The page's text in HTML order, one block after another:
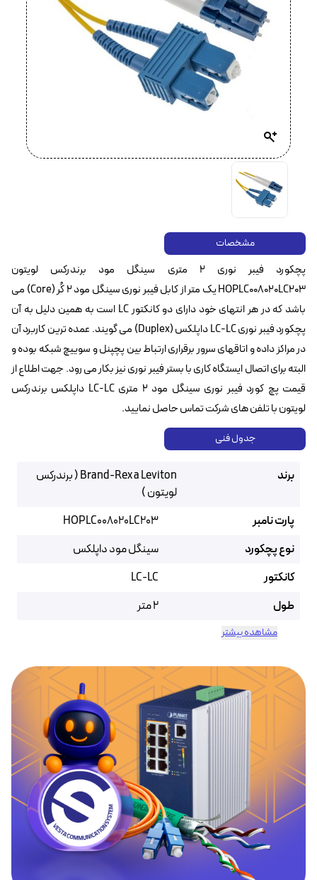
مشخصات
پچکورد فیبر نوری ۲ متری سینگل مود برندرکس لویتون
HOPLC008020LC203 یک متر از کابل فیبر نوری سینگل مود ۲ کُر (Core) می
باشد که در هر انتهای خود دارای دو کانکتور LC است به همین دلیل به آن
پچکورد فیبر نوری LC-LC داپلکس (Duplex) می گویند. عمده ترین کاربرد آن
در مراکز داده و اتاقهای سرور برقراری ارتباط بین پچپنل و سوییچ شبکه بوده و
البته برای اتصال ایستگاه کاری با بستر فیبر نوری نیز بکار می رود. جهت اطلاع از
قیمت پچ کورد فیبر نوری سینگل مود ۲ متری LC-LC داپلکس برندرکس
لویتون با تلفن های شرکت تماس حاصل نمایید.
جدول فنی
برند
Brand-Rex a Leviton ( برندرکس
لویتون )
پارت نامبر
HOPLC008020LC203
نوع پچکورد
سینگل مود داپلکس
کانکتور
LC-LC
طول
2 متر
مشاهده بیشتر